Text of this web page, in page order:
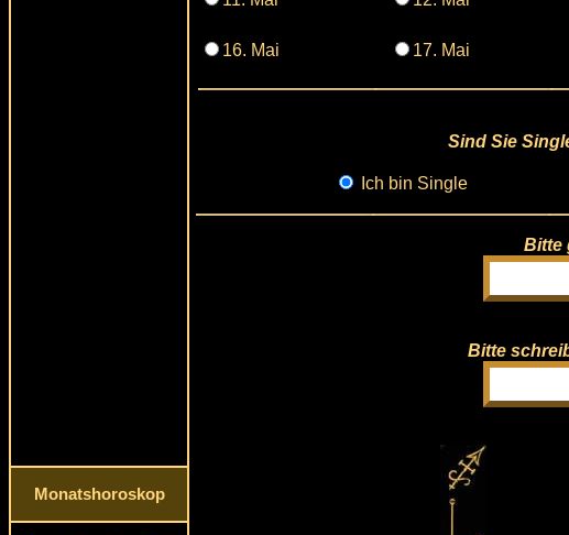
Monatshoroskop
16. Mai 17. Mai
Sind Sie
Ich bin Single
Bitte
Bitte